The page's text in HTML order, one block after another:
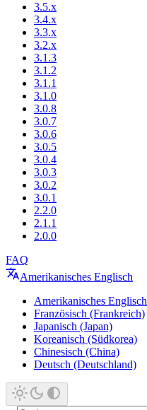
3.5.x
3.4.x
3.3.x
3.2.x
3.1.3
3.1.2
3.1.1
3.1.0
3.0.8
3.0.7
3.0.6
3.0.5
3.0.4
3.0.3
3.0.2
3.0.1
2.2.0
2.1.1
2.0.0
FAQ
Amerikanisches Englisch
Amerikanisches Englisch
Französisch (Frankreich)
Japanisch (Japan)
Koreanisch (Südkorea)
Chinesisch (China)
Deutsch (Deutschland)